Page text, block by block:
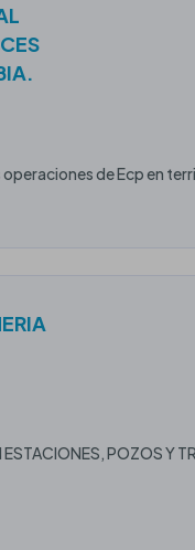
de Ecp en
ESTACIONES, POZOS Y